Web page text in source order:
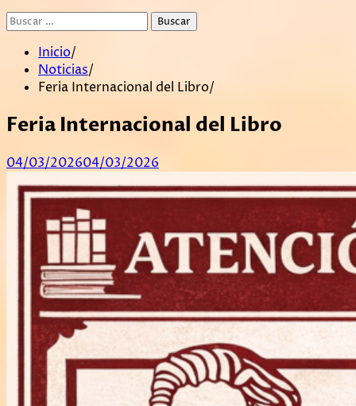
Buscar:
Inicio
Noticias
Feria Internacional del Libro
Feria Internacional del Libro
04/03/202604/03/2026